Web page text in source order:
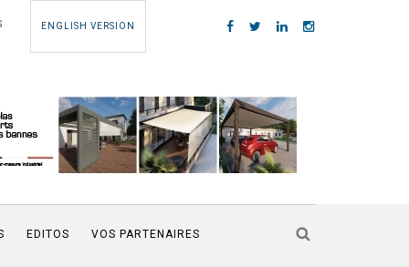
ENGLISH VERSION
EDITOS VOS PARTENAIRES